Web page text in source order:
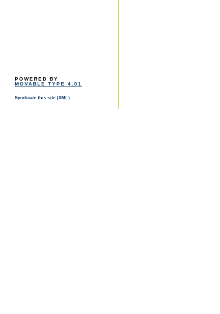
POWERED BY
MOVABLE TYPE 4.01
Syndicate this site (XML)